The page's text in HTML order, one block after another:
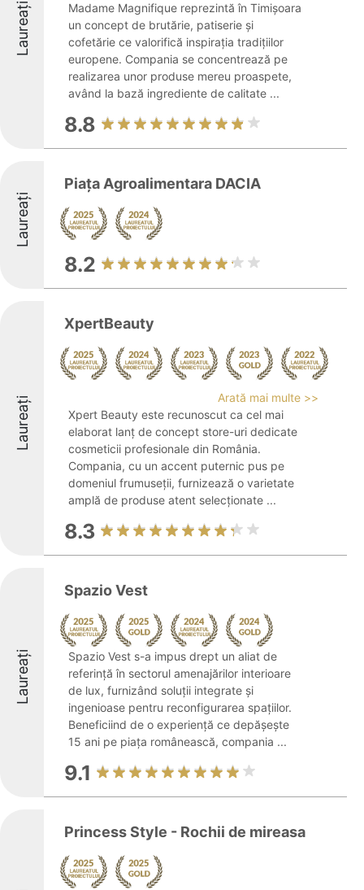
Laureați
Madame Magnifique reprezintă în Timișoara
un concept de brutărie, patiserie și
cofetărie ce valorifică inspirația tradițiilor
europene. Compania se concentrează pe
realizarea unor produse mereu proaspete,
având la bază ingrediente de calitate ...
8.8
Laureați
Piața Agroalimentara DACIA
8.2
Laureați
XpertBeauty
Arată mai multe >>
Xpert Beauty este recunoscut ca cel mai
elaborat lanț de concept store-uri dedicate
cosmeticii profesionale din România.
Compania, cu un accent puternic pus pe
domeniul frumuseții, furnizează o varietate
amplă de produse atent selecționate ...
8.3
Laureați
Spazio Vest
Spazio Vest s-a impus drept un aliat de
referință în sectorul amenajărilor interioare
de lux, furnizând soluții integrate și
ingenioase pentru reconfigurarea spațiilor.
Beneficiind de o experiență ce depășește
15 ani pe piața românească, compania ...
9.1
Princess Style - Rochii de mireasa